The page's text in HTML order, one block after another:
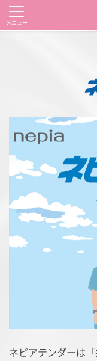
メニュー
ネピアテンダーは